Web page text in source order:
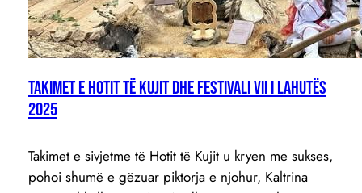
TAKIMET E HOTIT TË KUJIT DHE FESTIVALI VII I LAHUTËS
2025
Takimet e sivjetme të Hotit të Kujit u kryen me sukses,
pohoi shumë e gëzuar piktorja e njohur, Kaltrina